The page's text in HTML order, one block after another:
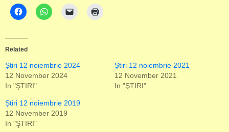
Related
Știri 12 noiembrie 2024
12 November 2024
In "ŞTIRI"
Știri 12 noiembrie 2021
12 November 2021
In "ŞTIRI"
Știri 12 noiembrie 2019
12 November 2019
In "ŞTIRI"